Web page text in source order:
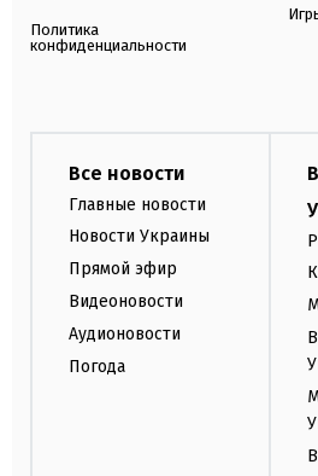
Политика
конфиденциальности
Все новости
Главные новости
Новости Украины
Прямой эфир
Видеоновости
Аудионовости
Погода